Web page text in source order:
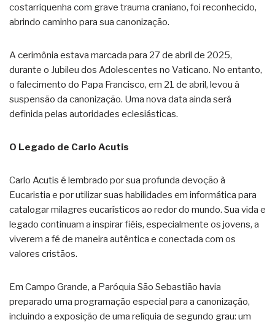
costarriquenha com grave trauma craniano, foi reconhecido,
abrindo caminho para sua canonização.
A cerimônia estava marcada para 27 de abril de 2025,
durante o Jubileu dos Adolescentes no Vaticano. No entanto,
o falecimento do Papa Francisco, em 21 de abril, levou à
suspensão da canonização. Uma nova data ainda será
definida pelas autoridades eclesiásticas.
O Legado de Carlo Acutis
Carlo Acutis é lembrado por sua profunda devoção à
Eucaristia e por utilizar suas habilidades em informática para
catalogar milagres eucarísticos ao redor do mundo. Sua vida e
legado continuam a inspirar fiéis, especialmente os jovens, a
viverem a fé de maneira autêntica e conectada com os
valores cristãos.
Em Campo Grande, a Paróquia São Sebastião havia
preparado uma programação especial para a canonização,
incluindo a exposição de uma relíquia de segundo grau: um